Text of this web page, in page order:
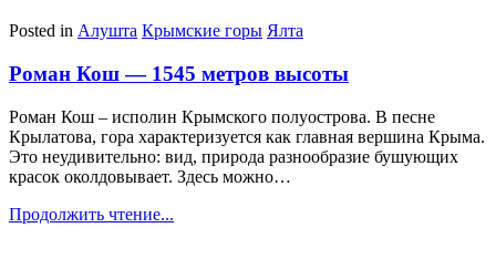
Posted in Алушта Крымские горы Ялта
Роман Кош — 1545 метров высоты
Роман Кош – исполин Крымского полуострова. В песне
Крылатова, гора характеризуется как главная вершина Крыма.
Это неудивительно: вид, природа разнообразие бушующих
красок околдовывает. Здесь можно…
Продолжить чтение...